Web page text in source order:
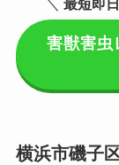
＼ 最短即
害獣害虫
横浜市磯子